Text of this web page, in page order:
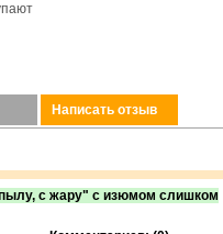
Написать отзыв
с жару" с изюмом слишком